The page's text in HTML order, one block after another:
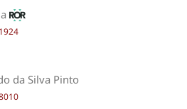
da Silva Pinto